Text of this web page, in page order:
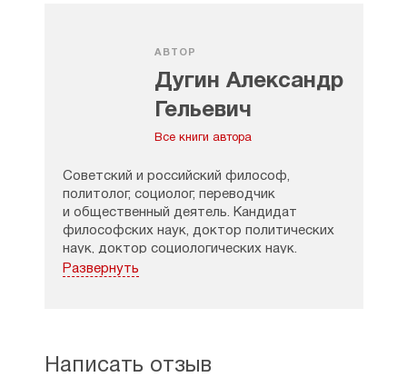
АВТОР
Дугин Александр
Гельевич
Все книги автора
Советский и российский философ,
политолог, социолог, переводчик
и общественный деятель. Кандидат
философских наук, доктор политических
наук, доктор социологических наук.
Профессор, в 2009–2014 годы — и. о.
В 2014 году американское издание Foreign
Развернуть
Написать отзыв